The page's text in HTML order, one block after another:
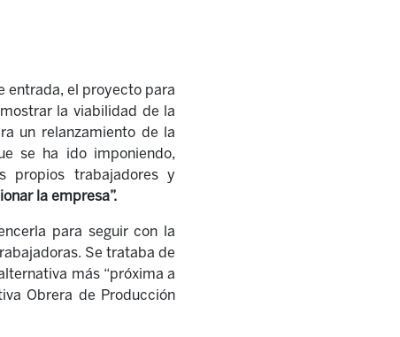
entrada, el proyecto para
la viabilidad de la
un relanzamiento de la
se ha ido imponiendo,
propios trabajadores y
la empresa”.
para seguir con la
Se trataba de
más “próxima a
Obrera de Producción